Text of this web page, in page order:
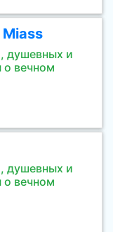
Miass
душевных и
о вечном
душевных и
о вечном